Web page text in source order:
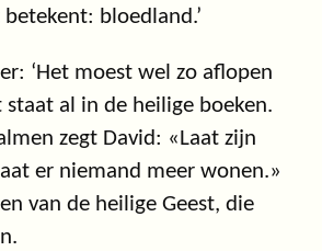
bloedland.’
‘Het moest wel zo aflopen
staat al in de heilige boeken.
zegt David: «Laat zijn
er niemand meer wonen.»
van de heilige Geest, die